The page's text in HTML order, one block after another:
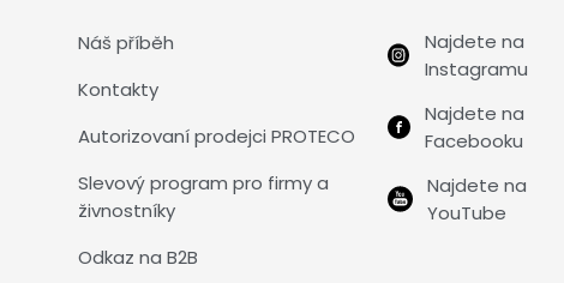
Náš příběh
Kontakty
Autorizovaní prodejci PROTECO
Slevový program pro firmy a
živnostníky
Odkaz na B2B
Najdete na
Instagramu
Najdete na
Facebooku
Najdete na
YouTube